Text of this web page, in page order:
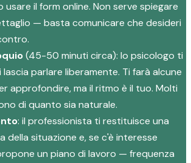
usare il form online. Non serve spiegare
— basta comunicare che desideri
(45-50 minuti circa): lo psicologo ti
parlare liberamente. Ti farà alcune
approfondire, ma il ritmo è il tuo. Molti
di quanto sia naturale.
: il professionista ti restituisce una
della situazione e, se c'è interesse
un piano di lavoro — frequenza